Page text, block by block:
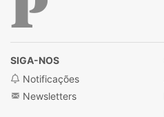
SIGA-NOS
Notificações
Newsletters